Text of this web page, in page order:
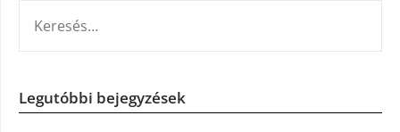
Legutóbbi bejegyzések